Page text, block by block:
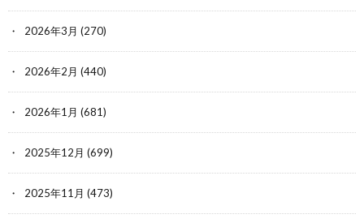
2026年3月 (270)
2026年2月 (440)
2026年1月 (681)
2025年12月 (699)
2025年11月 (473)